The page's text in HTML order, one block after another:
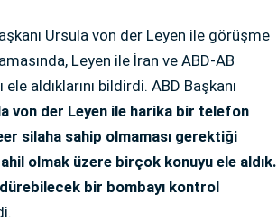
Ursula von der Leyen ile görüşme
Leyen ile İran ve ABD-AB
aldıklarını bildirdi. ABD Başkanı
von der Leyen ile harika bir telefon
silaha sahip olmaması gerektiği
olmak üzere birçok konuyu ele aldık.
bir bombayı kontrol